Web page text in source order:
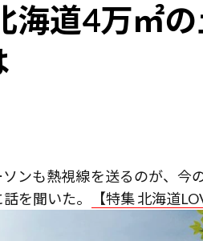
海道4万㎡
ンも熱視線を送るのが、今
を聞いた。
【特集 北海道